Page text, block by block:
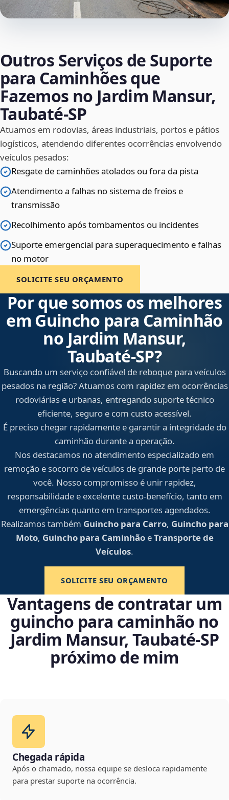
Outros Serviços de Suporte
para Caminhões que
Fazemos no Jardim Mansur,
Taubaté‑SP
Atuamos em rodovias, áreas industriais, portos e pátios
logísticos, atendendo diferentes ocorrências envolvendo
veículos pesados:
Resgate de caminhões atolados ou fora da pista
Atendimento a falhas no sistema de freios e
transmissão
Recolhimento após tombamentos ou incidentes
Suporte emergencial para superaquecimento e falhas
no motor
SOLICITE SEU ORÇAMENTO
Por que somos os melhores
em Guincho para Caminhão
no Jardim Mansur,
Taubaté‑SP?
Buscando um serviço confiável de reboque para veículos
pesados na região? Atuamos com rapidez em ocorrências
rodoviárias e urbanas, entregando suporte técnico
eficiente, seguro e com custo acessível.
É preciso chegar rapidamente e garantir a integridade do
caminhão durante a operação.
Nos destacamos no atendimento especializado em
remoção e socorro de veículos de grande porte perto de
você. Nosso compromisso é unir rapidez,
responsabilidade e excelente custo-benefício, tanto em
emergências quanto em transportes agendados.
Realizamos também Guincho para Carro, Guincho para
Moto, Guincho para CaminhãoeTransporte de
Veículos.
SOLICITE SEU ORÇAMENTO
Vantagens de contratar um
guincho para caminhão no
Jardim Mansur, Taubaté‑SP
próximo de mim
Chegada rápida
Após o chamado, nossa equipe se desloca rapidamente
para prestar suporte na ocorrência.